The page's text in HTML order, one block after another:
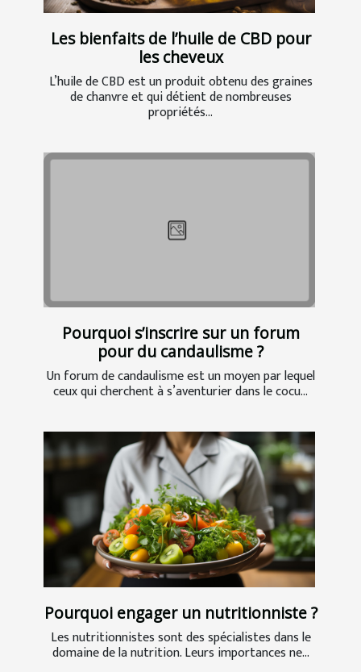
Les bienfaits de l’huile de CBD pour
les cheveux
L’huile de CBD est un produit obtenu des graines
de chanvre et qui détient de nombreuses
propriétés...
Pourquoi s’inscrire sur un forum
pour du candaulisme ?
Un forum de candaulisme est un moyen par lequel
ceux qui cherchent à s’aventurier dans le cocu...
Pourquoi engager un nutritionniste ?
Les nutritionnistes sont des spécialistes dans le
domaine de la nutrition. Leurs importances ne...